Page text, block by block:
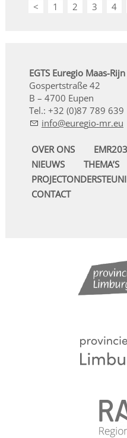
< 1 2 3 4
EGTS Euregio Maas-Rijn
Gospertstraße 42
B – 4700 Eupen
Tel.: +32 (0)87 789 639
nf
r g -mr
OVER ONS
NIEUWS
THEMA’S
CONTACT